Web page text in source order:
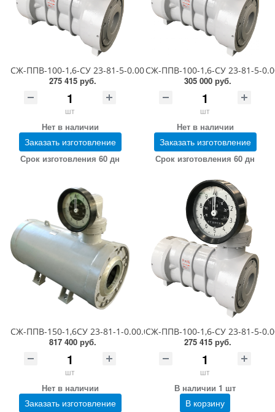
СЖ-ППВ-100-1,6-СУ 23-81-5-0.00.00 (1,1-6,0 сСт; ПГ 0,5)
275 415 руб.
шт
Нет в наличии
Заказать изготовление
Срок изготовления 60 дн
СЖ-ППВ-100-1,6-СУ 23-81-5-
305 000 руб.
шт
Нет в наличии
Заказать изготовление
Срок изготовления 60 дн
СЖ-ППВ-150-1,6СУ 23-81-1-0.00.00 (1,1-6,0 сСт; ПГ 0,5)
817 400 руб.
шт
Нет в наличии
Заказать изготовление
СЖ-ППВ-100-1,6-СУ 23-81-5-
275 415 руб.
шт
В наличии 1 шт
В корзину